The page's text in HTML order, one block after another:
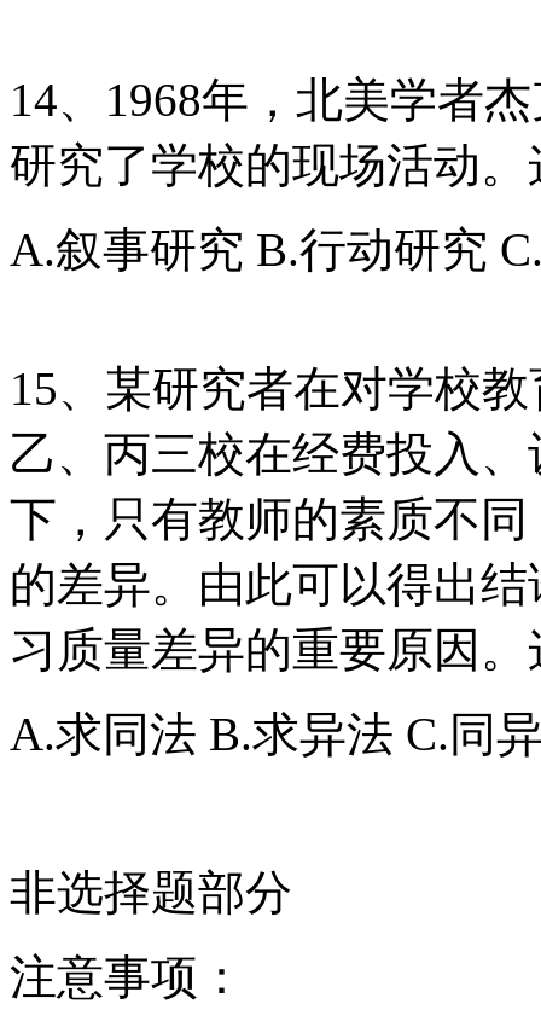
14、1968年，北美学者
研究了学校的现场活动
A.叙事研究 B.行动研究
15、某研究者在对学校
乙、丙三校在经费投入
下，只有教师的素质不
的差异。由此可以得出
习质量差异的重要原因
A.求同法 B.求异法 C.同
非选择题部分
注意事项：